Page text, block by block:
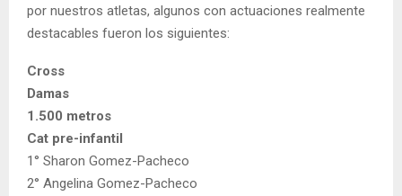
por nuestros atletas, algunos con actuaciones realmente
destacables fueron los siguientes:
Cross
Damas
1.500 metros
Cat pre-infantil
1° Sharon Gomez-Pacheco
2° Angelina Gomez-Pacheco